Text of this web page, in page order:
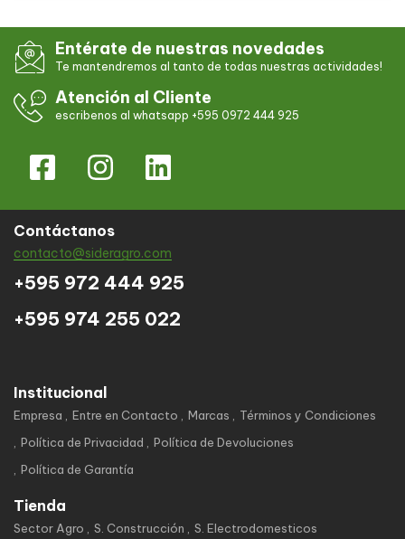
Entérate de nuestras novedades
Te mantendremos al tanto de todas nuestras actividades!
Atención al Cliente
escribenos al whatsapp +595 0972 444 925
Contáctanos
contacto@sideragro.com
+595 972 444 925
+595 974 255 022
Institucional
Empresa Entre en Contacto Marcas
Términos y Condiciones
Política de Privacidad
Política de Devoluciones
Política de Garantía
Tienda
Sector Agro S. Construcción S. Electrodomesticos